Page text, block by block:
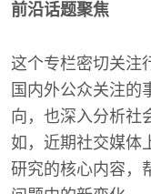
前沿话题聚焦
这个专栏密切关注
国内外公众关注的
向，也深入分析社
如，近期社交媒体
研究的核心内容，